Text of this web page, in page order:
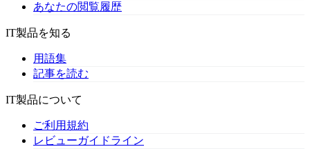
あなたの閲覧履歴
IT製品を知る
用語集
記事を読む
IT製品について
ご利用規約
レビューガイドライン